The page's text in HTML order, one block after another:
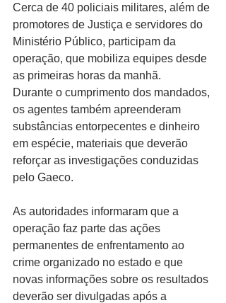
Cerca de 40 policiais militares, além de
promotores de Justiça e servidores do
Ministério Público, participam da
operação, que mobiliza equipes desde
as primeiras horas da manhã.
Durante o cumprimento dos mandados,
os agentes também apreenderam
substâncias entorpecentes e dinheiro
em espécie, materiais que deverão
reforçar as investigações conduzidas
pelo Gaeco.
As autoridades informaram que a
operação faz parte das ações
permanentes de enfrentamento ao
crime organizado no estado e que
novas informações sobre os resultados
deverão ser divulgadas após a